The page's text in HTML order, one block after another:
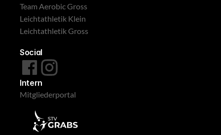
Team Aerobic Gross
Leichtathletik Klein
Leichtathletik Gross
Social
Intern
Mitgliederportal